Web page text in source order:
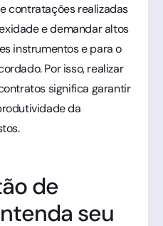
contratações realizadas
e demandar altos
instrumentos e para o
Por isso, realizar
significa garantir
da
de
seu